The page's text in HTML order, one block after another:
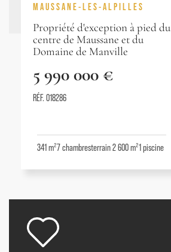
MAUSSANE-LES-ALPILLES
Propriété d'exception à pied du
centre de Maussane et du
Domaine de Manville
5 990 000 €
RÉF. 018286
341 m²7chambresterrain 2 600 m²1piscine